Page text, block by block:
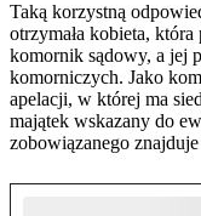
Taką korzystną
otrzymała kobieta,
komornik sądowy, a jej
komorniczych. Jako
apelacji, w której ma
majątek wskazany do
zobowiązanego